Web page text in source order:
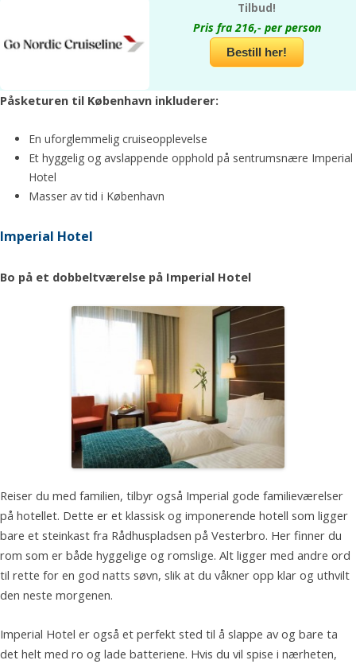
Tilbud!
Pris fra 216,- per person
Bestill her!
Påsketuren til København inkluderer:
En uforglemmelig cruiseopplevelse
Et hyggelig og avslappende opphold på sentrumsnære Imperial
Hotel
Masser av tid i København
Imperial Hotel
Bo på et dobbeltværelse på Imperial Hotel
Reiser du med familien, tilbyr også Imperial gode familieværelser
på hotellet. Dette er et klassisk og imponerende hotell som ligger
bare et steinkast fra Rådhuspladsen på Vesterbro. Her finner du
rom som er både hyggelige og romslige. Alt ligger med andre ord
til rette for en god natts søvn, slik at du våkner opp klar og uthvilt
den neste morgenen.
Imperial Hotel er også et perfekt sted til å slappe av og bare ta
det helt med ro og lade batteriene. Hvis du vil spise i nærheten,